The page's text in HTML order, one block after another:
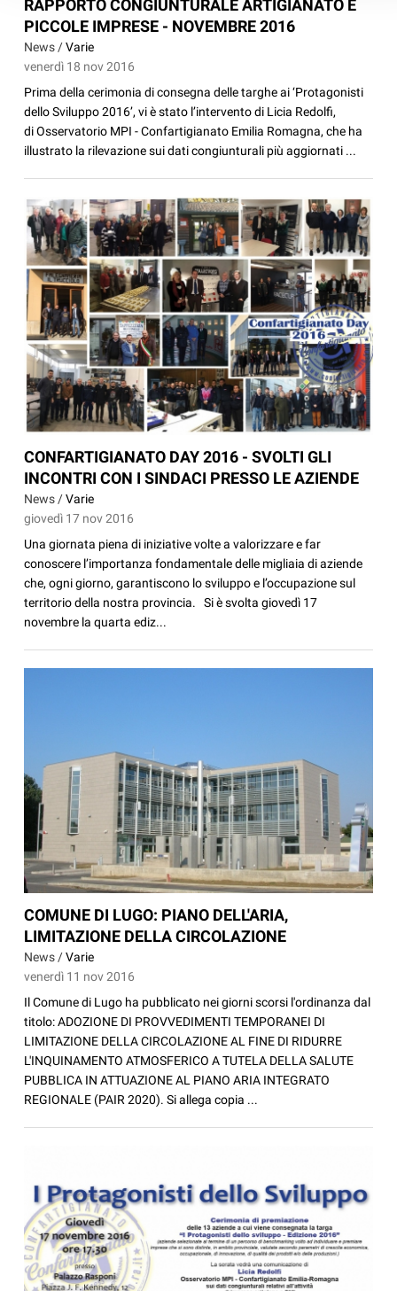
RAPPORTO CONGIUNTURALE ARTIGIANATO E
PICCOLE IMPRESE - NOVEMBRE 2016
News /Varie
venerdì 18 nov 2016
Prima della cerimonia di consegna delle targhe ai ‘Protagonisti
dello Sviluppo 2016’, vi è stato l’intervento di Licia Redolfi,
di Osservatorio MPI - Confartigianato Emilia Romagna, che ha
illustrato la rilevazione sui dati congiunturali più aggiornati ...
CONFARTIGIANATO DAY 2016 - SVOLTI GLI
INCONTRI CON I SINDACI PRESSO LE AZIENDE
News /Varie
giovedì 17 nov 2016
Una giornata piena di iniziative volte a valorizzare e far
conoscere l’importanza fondamentale delle migliaia di aziende
che, ogni giorno, garantiscono lo sviluppo e l’occupazione sul
territorio della nostra provincia. Si è svolta giovedì 17
novembre la quarta ediz...
COMUNE DI LUGO: PIANO DELL'ARIA,
LIMITAZIONE DELLA CIRCOLAZIONE
News /Varie
venerdì 11 nov 2016
Il Comune di Lugo ha pubblicato nei giorni scorsi l'ordinanza dal
titolo: ADOZIONE DI PROVVEDIMENTI TEMPORANEI DI
LIMITAZIONE DELLA CIRCOLAZIONE AL FINE DI RIDURRE
L'INQUINAMENTO ATMOSFERICO A TUTELA DELLA SALUTE
PUBBLICA IN ATTUAZIONE AL PIANO ARIA INTEGRATO
REGIONALE (PAIR 2020). Si allega copia ...